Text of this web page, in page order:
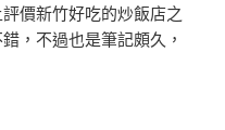
價新竹好吃的炒飯店之
，不過也是筆記頗久，
百